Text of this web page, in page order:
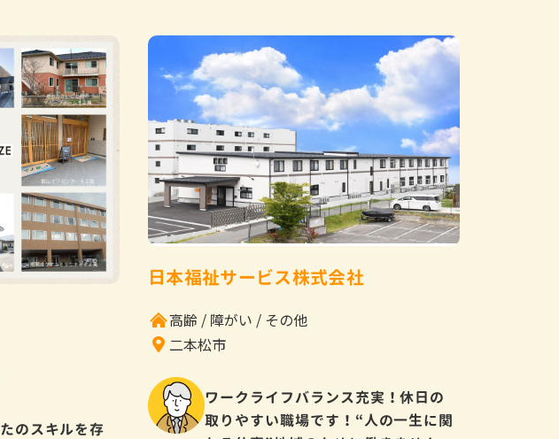
のスキルを存
日本福祉サービス株式会社
高齢 障がい
その他
二本松市
ワークライフバランス充実！休日の
取りやすい職場です！“人の一生に関